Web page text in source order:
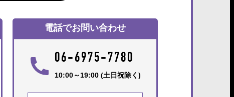
電話でお問い合わせ
06-6975-7780
10:00～19:00 (土日祝除く)